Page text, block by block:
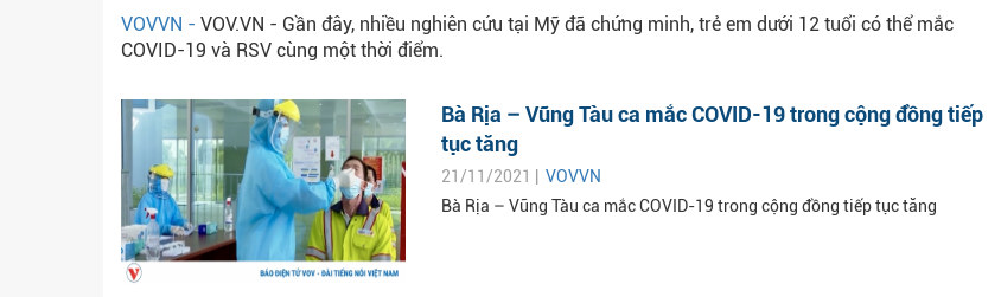
VOVVN - VOV.VN - Gần đây, nhiều nghiên cứu tại Mỹ đã chứng minh, trẻ em dưới 12 tuổi có thể mắc
COVID-19 và RSV cùng một thời điểm.
Bà Rịa – Vũng Tàu ca mắc COVID-19 trong cộng đồng tiếp
tục tăng
21/11/2021 | VOVVN
Bà Rịa – Vũng Tàu ca mắc COVID-19 trong cộng đồng tiếp tục tăng